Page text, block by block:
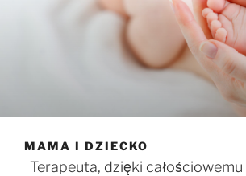
MAMA I DZIECKO
Terapeuta, dzięki